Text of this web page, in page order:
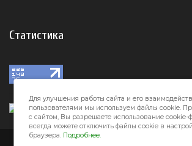
Статистика
Для улучшения работы сайта и его
пользователями мы используем файлы cookie.
с сайтом, Вы разрешаете использование cookie-
всегда можете отключить файлы cookie в
браузера. Подробнее.